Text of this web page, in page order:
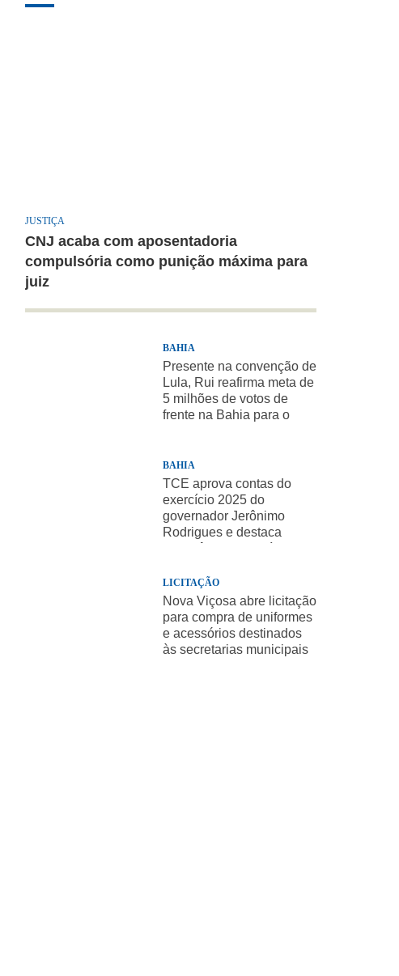
JUSTIÇA
CNJ acaba com aposentadoria
compulsória como punição máxima para
juiz
BAHIA
Presente na convenção de
Lula, Rui reafirma meta de
5 milhões de votos de
frente na Bahia para o
BAHIA
TCE aprova contas do
exercício 2025 do
governador Jerônimo
Rodrigues e destaca
LICITAÇÃO
Nova Viçosa abre licitação
para compra de uniformes
e acessórios destinados
às secretarias municipais